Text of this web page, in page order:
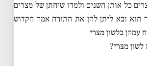
כל אותן השנים ולמדו שיחתן של מצרים
הוא ובא ליתן להן את התורה אמר הקדוש
עמהן בלשון מצרי
לשון מצרי?